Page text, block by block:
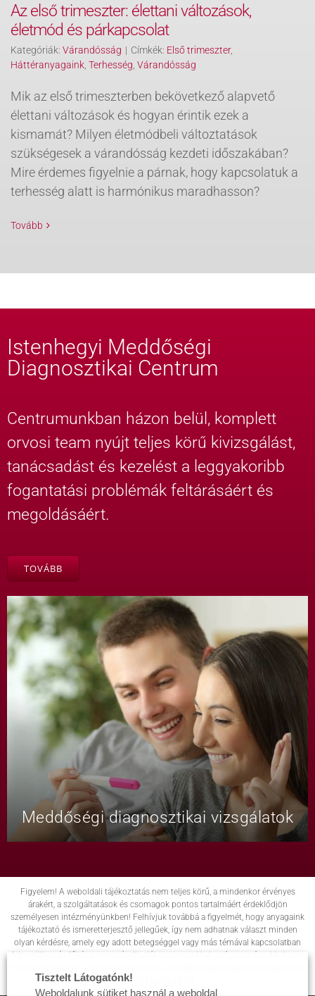
Az első trimeszter: élettani változások,
életmód és párkapcsolat
Kategóriák: Várandósság | Címkék: Első trimeszter,
Háttéranyagaink Terhesség Várandósság
Mik az első trimeszterben bekövetkező alapvető
élettani változások és hogyan érintik ezek a
kismamát? Milyen életmódbeli változtatások
szükségesek a várandósság kezdeti időszakában?
Mire érdemes figyelnie a párnak, hogy kapcsolatuk a
terhesség alatt is harmónikus maradhasson?
Tovább
Istenhegyi Meddőségi
Diagnosztikai Centrum
Centrumunkban házon belül, komplett
orvosi team nyújt teljes körű kivizsgálást,
tanácsadást és kezelést a leggyakoribb
fogantatási problémák feltárásáért és
megoldásáért.
TOVÁBB
Meddőségi diagnosztikai vizsgálatok
Figyelem! A weboldali tájékoztatás nem teljes körű, a mindenkor érvényes
árakért, a szolgáltatások és csomagok pontos tartalmáért érdeklődjön
személyesen intézményünkben! Felhívjuk továbbá a figyelmét, hogy anyagaink
tájékoztató és ismeretterjesztő jellegűek, így nem adhatnak választ minden
olyan kérdésre, amely egy adott betegséggel vagy más témával kapcsolatban
felmerülhet, és főképp nem pótolhatják az orvosokkal, gyógyszerészekkel vagy
gondos kivizsgálást.
Tisztelt Látogatónk!
Weboldalunk sütiket használ a weboldal